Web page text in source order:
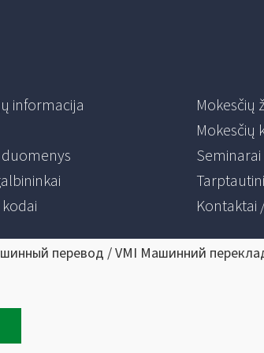
informacija
Mokesčių
Mokesčių
Seminarai
Kontaktai
перевод / VMI Машинний